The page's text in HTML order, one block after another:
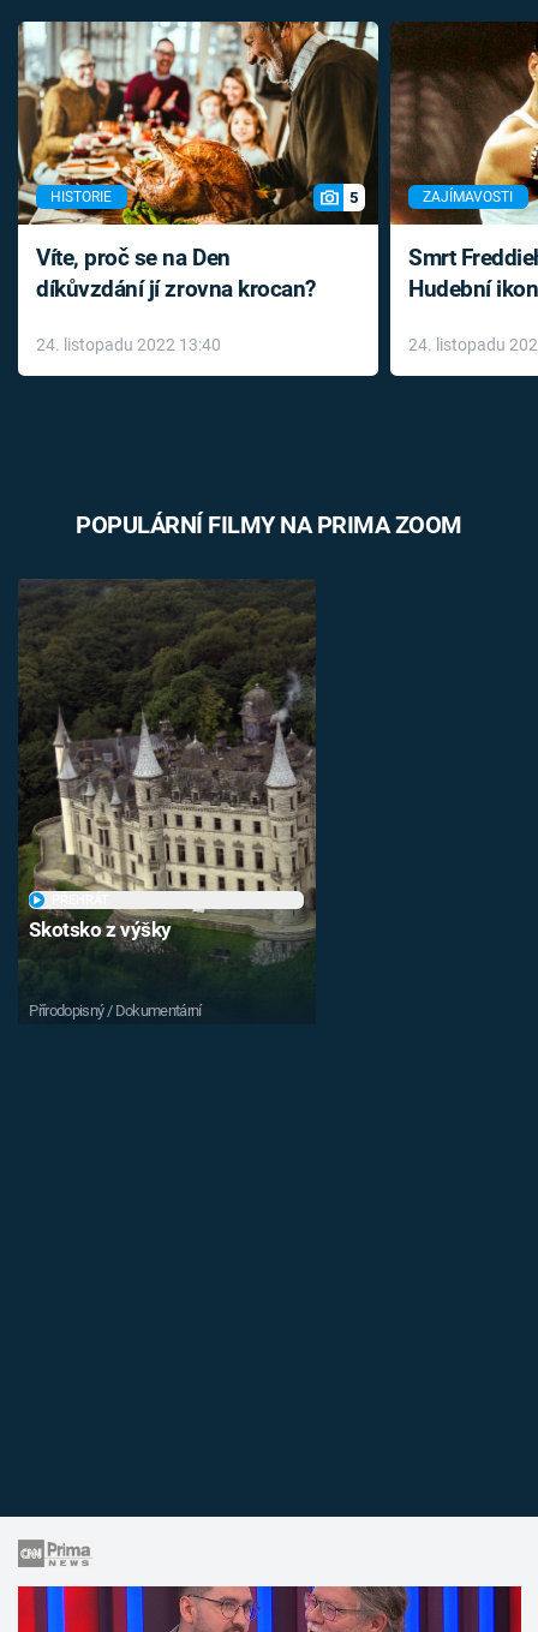
HISTORIE 5
Víte, proč se na Den
díkůvzdání jí zrovna krocan?
24. listopadu 2022 13:40
ZAJÍMAVOSTI
Smrt
Hudební
léky
24. listopadu
POPULÁRNÍ FILMY NA PRIMA ZOOM
Skotsko z výšky
Přírodopisný / Dokumentární